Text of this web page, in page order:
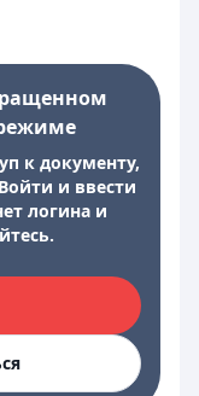
к документу,
и ввести
логина и